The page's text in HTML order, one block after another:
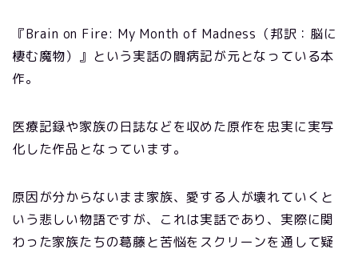
『Brain on Fire: My Month of Madness（邦訳：脳に
棲む魔物）』という実話の闘病記が元となっている本
作。
医療記録や家族の日誌などを収めた原作を忠実に実写
化した作品となっています。
原因が分からないまま家族、愛する人が壊れていくと
いう悲しい物語ですが、これは実話であり、実際に関
わった家族たちの葛藤と苦悩をスクリーンを通して疑